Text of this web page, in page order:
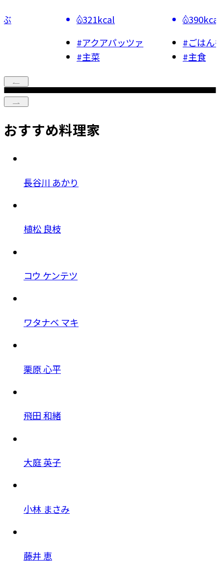
321kcal
アクアパッツァ
主菜
390kcal
ごはんもの
主食
おすすめ料理家
長谷川 あかり
植松 良枝
コウ ケンテツ
ワタナベ マキ
栗原 心平
飛田 和緒
大庭 英子
小林 まさみ
藤井 恵